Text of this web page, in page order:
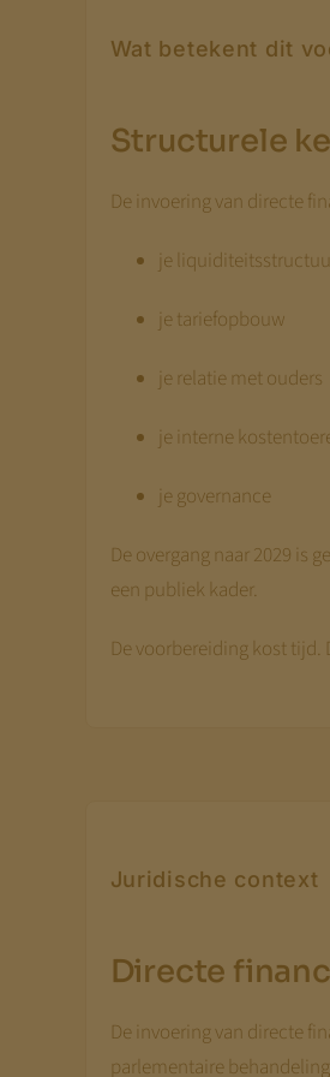
Wat betekent dit
Structurele
De invoering van directe
je
je tariefopbouw
je relatie met ouders
je interne
je governance
De overgang naar 2029 is
een publiek kader.
De voorbereiding kost tijd.
Juridische context
Directe
De invoering van directe
parlementaire